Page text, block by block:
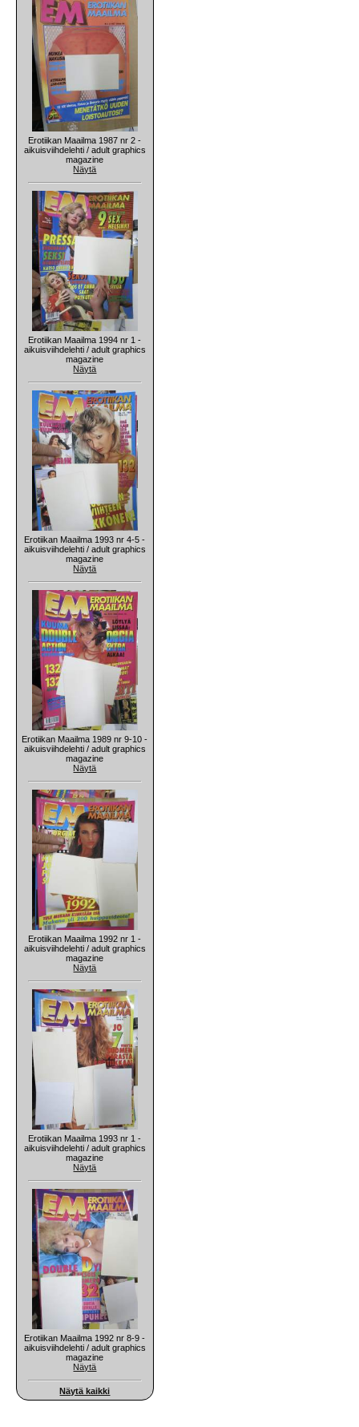
Erotiikan Maailma 1987 nr 2 -
aikuisviihdelehti / adult graphics
magazine
Näytä
Erotiikan Maailma 1994 nr 1 -
aikuisviihdelehti / adult graphics
magazine
Näytä
Erotiikan Maailma 1993 nr 4-5 -
aikuisviihdelehti / adult graphics
magazine
Näytä
Erotiikan Maailma 1989 nr 9-10 -
aikuisviihdelehti / adult graphics
magazine
Näytä
Erotiikan Maailma 1992 nr 1 -
aikuisviihdelehti / adult graphics
magazine
Näytä
Erotiikan Maailma 1993 nr 1 -
aikuisviihdelehti / adult graphics
magazine
Näytä
Erotiikan Maailma 1992 nr 8-9 -
aikuisviihdelehti / adult graphics
magazine
Näytä
Näytä kaikki